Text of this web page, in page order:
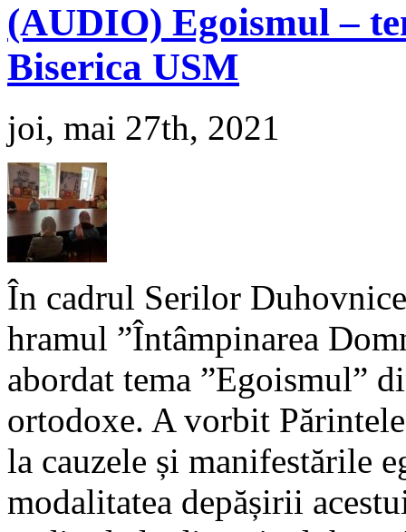
(AUDIO) Egoismul –
Biserica USM
joi, mai 27th, 2021
În cadrul Serilor
hramul ”Întâmpinarea
abordat tema ”Egoismul”
ortodoxe. A vorbit
la cauzele și manifestările
modalitatea depășirii